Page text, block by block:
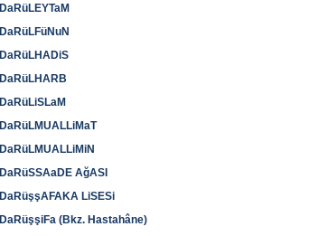
DaRüLEYTaM
DaRüLFüNuN
DaRüLHADiS
DaRüLHARB
DaRüLiSLaM
DaRüLMUALLiMaT
DaRüLMUALLiMiN
DaRüSSAaDE AğASI
DaRüşşAFAKA LiSESi
DaRüşşiFa (Bkz. Hastahâne)